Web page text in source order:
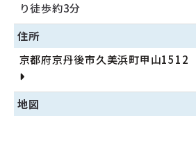
り徒歩約3分
住所
京都府京丹後市久美浜町甲山1512
地図